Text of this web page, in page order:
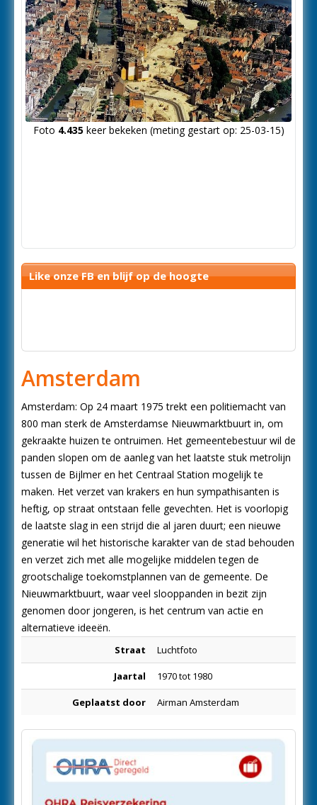
Foto 4.435keer bekeken (meting gestart op: 25-03-15)
Like onze FB en blijf op de hoogte
Amsterdam
Amsterdam: Op 24 maart 1975 trekt een politiemacht van
800 man sterk de Amsterdamse Nieuwmarktbuurt in, om
gekraakte huizen te ontruimen. Het gemeentebestuur wil de
panden slopen om de aanleg van het laatste stuk metrolijn
tussen de Bijlmer en het Centraal Station mogelijk te
maken. Het verzet van krakers en hun sympathisanten is
heftig, op straat ontstaan felle gevechten. Het is voorlopig
de laatste slag in een strijd die al jaren duurt; een nieuwe
generatie wil het historische karakter van de stad behouden
en verzet zich met alle mogelijke middelen tegen de
grootschalige toekomstplannen van de gemeente. De
Nieuwmarktbuurt, waar veel slooppanden in bezit zijn
genomen door jongeren, is het centrum van actie en
alternatieve ideeën.
Straat Luchtfoto
Jaartal 1970 tot 1980
Geplaatst door Airman Amsterdam